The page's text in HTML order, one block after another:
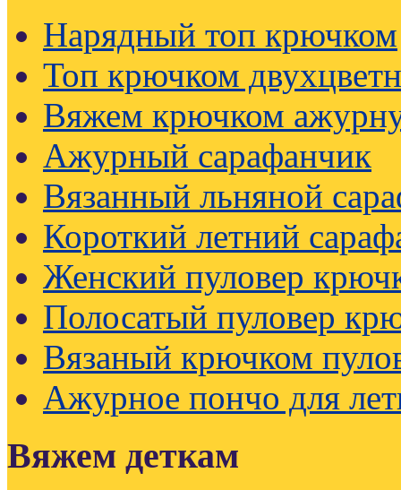
Нарядный топ крючком
Топ крючком
Вяжем крючком
Ажурный сарафанчик
Вязанный льняной
Короткий летний
Женский пуловер
Полосатый пуловер
Вязаный крючком
Ажурное пончо для
Вяжем деткам